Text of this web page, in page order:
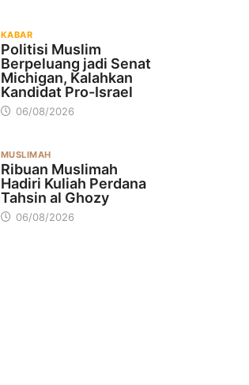
KABAR
Politisi Muslim
Berpeluang jadi Senat
Michigan, Kalahkan
Kandidat Pro-Israel
06/08/2026
MUSLIMAH
Ribuan Muslimah
Hadiri Kuliah Perdana
Tahsin al Ghozy
06/08/2026